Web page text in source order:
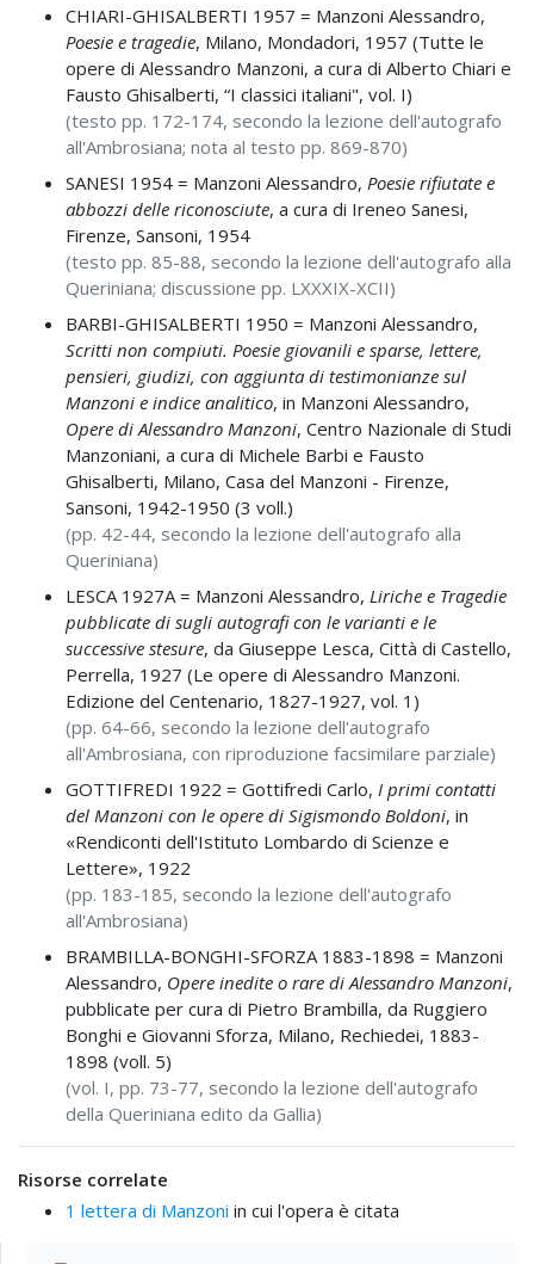
CHIARI-GHISALBERTI 1957 = Manzoni Alessandro,
Poesie e tragedie, Milano, Mondadori, 1957 (Tutte le
opere di Alessandro Manzoni, a cura di Alberto Chiari e
Fausto Ghisalberti, “I classici italiani", vol. I)
(testo pp. 172-174, secondo la lezione dell'autografo
all'Ambrosiana; nota al testo pp. 869-870)
SANESI 1954 = Manzoni Alessandro, Poesie rifiutate e
abbozzi delle riconosciute, a cura di Ireneo Sanesi,
Firenze, Sansoni, 1954
(testo pp. 85-88, secondo la lezione dell'autografo alla
Queriniana; discussione pp. LXXXIX-XCII)
BARBI-GHISALBERTI 1950 = Manzoni Alessandro,
Scritti non compiuti. Poesie giovanili e sparse, lettere,
pensieri, giudizi, con aggiunta di testimonianze sul
Manzoni e indice analitico, in Manzoni Alessandro,
Opere di Alessandro Manzoni, Centro Nazionale di Studi
Manzoniani, a cura di Michele Barbi e Fausto
Ghisalberti, Milano, Casa del Manzoni - Firenze,
Sansoni, 1942-1950 (3 voll.)
(pp. 42-44, secondo la lezione dell'autografo alla
Queriniana)
LESCA 1927A = Manzoni Alessandro, Liriche e Tragedie
pubblicate di sugli autografi con le varianti e le
successive stesure, da Giuseppe Lesca, Città di Castello,
Perrella, 1927 (Le opere di Alessandro Manzoni.
Edizione del Centenario, 1827-1927, vol. 1)
(pp. 64-66, secondo la lezione dell'autografo
all'Ambrosiana, con riproduzione facsimilare parziale)
GOTTIFREDI 1922 = Gottifredi Carlo, I primi contatti
del Manzoni con le opere di Sigismondo Boldoni, in
«Rendiconti dell'Istituto Lombardo di Scienze e
Lettere», 1922
(pp. 183-185, secondo la lezione dell'autografo
all'Ambrosiana)
BRAMBILLA-BONGHI-SFORZA 1883-1898 = Manzoni
Alessandro, Opere inedite o rare di Alessandro Manzoni,
pubblicate per cura di Pietro Brambilla, da Ruggiero
Bonghi e Giovanni Sforza, Milano, Rechiedei, 1883-
1898 (voll. 5)
(vol. I, pp. 73-77, secondo la lezione dell'autografo
della Queriniana edito da Gallia)
Risorse correlate
1 lettera di Manzoni in cui l'opera è citata